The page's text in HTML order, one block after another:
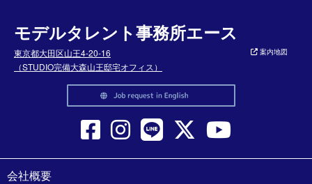
モデルタレント事務所エース
東京都大田区山王4-20-16
（STUDIO完備大森山王邸宅オフィス）
案内地図
会社概要